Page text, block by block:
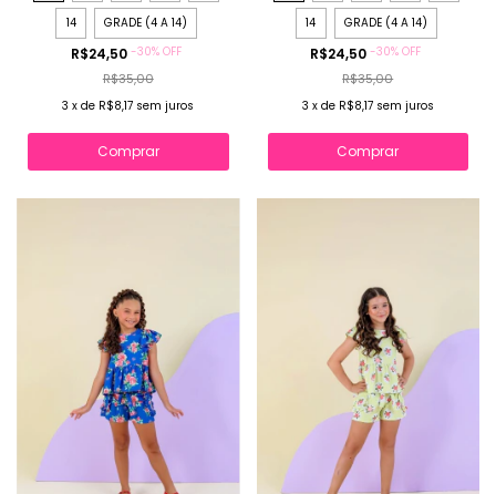
14 GRADE (4 A 14)
R$24,50 -30% OFF
R$35,00
3 xde R$8,17 sem juros
Comprar
14 GRADE (4 A 14)
R$24,50-30%OFF
R$35,00
3 x de R$8,17 sem juros
Comprar